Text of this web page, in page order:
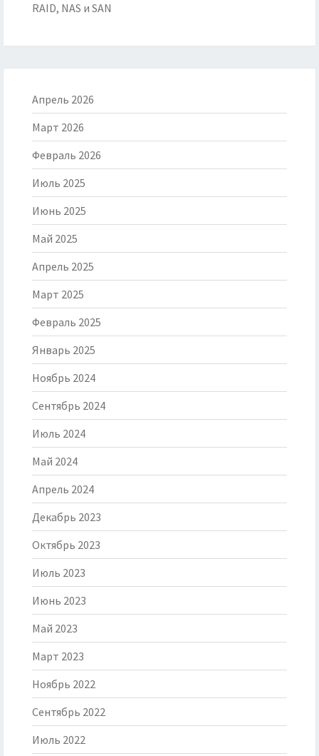
RAID, NAS и SAN
Апрель 2026
Март 2026
Февраль 2026
Июль 2025
Июнь 2025
Май 2025
Апрель 2025
Март 2025
Февраль 2025
Январь 2025
Ноябрь 2024
Сентябрь 2024
Июль 2024
Май 2024
Апрель 2024
Декабрь 2023
Октябрь 2023
Июль 2023
Июнь 2023
Май 2023
Март 2023
Ноябрь 2022
Сентябрь 2022
Июль 2022